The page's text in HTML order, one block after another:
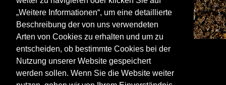
„Weitere Informationen“, um eine detaillierte
Beschreibung der von uns verwendeten
Arten von Cookies zu erhalten und um zu
entscheiden, ob bestimmte Cookies bei der
Nutzung unserer Website gespeichert
werden sollen. Wenn Sie die Website weiter
Spitalstraße 15
D-97421 Schweinfurt
Tel +49-9721 60555-60
Fax +49-9721 60555-99
E-Mail: info@wolf-moebel.de